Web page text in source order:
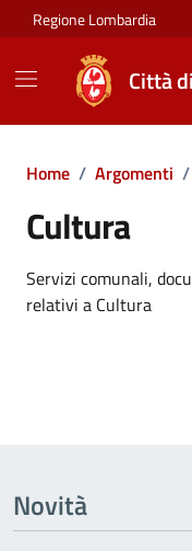
Vai ai contenuti
Vai al footer
Regione Lombardia
Città
Home / Argomenti /
Cultura
Dettagli
Servizi comunali,
relativi a Cultura
Novità